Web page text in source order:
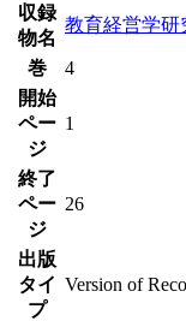
収録
物名
教育経営学研
巻
4
開始
ペー
ジ
1
終了
ペー
ジ
26
出版
タイ
プ
Version of